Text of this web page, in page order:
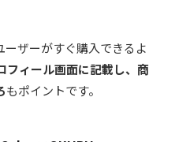
ーザーがすぐ購入できるよ
フィール画面に記載し、商
もポイントです。